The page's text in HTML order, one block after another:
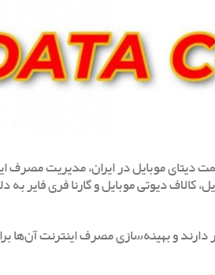
دیتای موبایل در ایران، مدیریت مصرف
دیوتی موبایل و گارنا فری فایر به
و بهینه‌سازی مصرف اینترنت آن‌ها